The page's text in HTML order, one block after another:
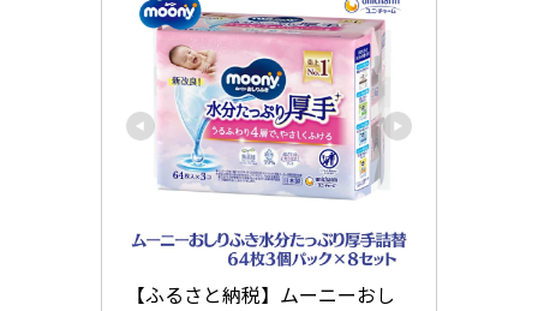
【ふるさと納税】ムーニーおし